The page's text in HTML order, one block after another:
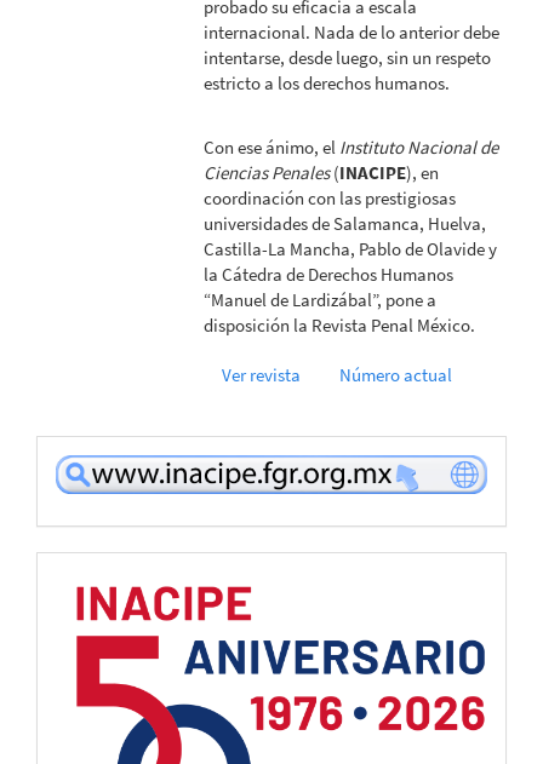
probado su eficacia a escala
internacional. Nada de lo anterior debe
intentarse, desde luego, sin un respeto
estricto a los derechos humanos.
Con ese ánimo, el Instituto Nacional de
Ciencias Penales(INACIPE), en
coordinación con las prestigiosas
universidades de Salamanca, Huelva,
Castilla-La Mancha, Pablo de Olavide y
la Cátedra de Derechos Humanos
“Manuel de Lardizábal”, pone a
disposición la Revista Penal México.
Ver revista Número actual
www
49